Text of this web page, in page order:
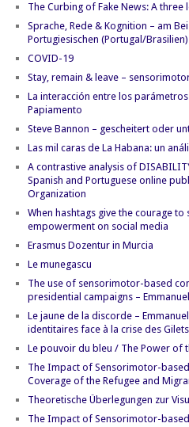
The Curbing of Fake News: A
Sprache, Rede & Kognition – am
Portugiesischen (Portugal/Brasilien)
COVID-19
Stay, remain & leave –
La interacción entre los
Papiamento
Steve Bannon – gescheitert oder
Las mil caras de La Habana: un
A contrastive analysis of
Spanish and Portuguese online
Organization
When hashtags give the courage to
empowerment on social media
Erasmus Dozentur in Murcia
Le munegascu
The use of sensorimotor-based
presidential campaigns –
Le jaune de la discorde –
identitaires face à la crise des
Le pouvoir du bleu / The Power of
The Impact of Sensorimotor-
Coverage of the Refugee and
Theoretische Überlegungen zur
The Impact of Sensorimotor-